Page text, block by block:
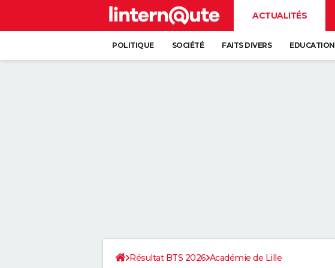
ACTUALITÉS
POLITIQUE SOCIÉTÉ FAITS DIVERS EDUCATION
Résultat BTS 2026 Académie de Lille